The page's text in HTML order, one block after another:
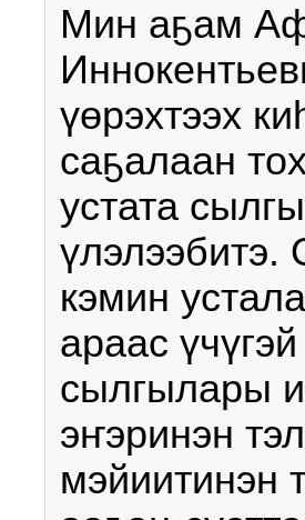
Мин аҕам
үөрэхтээх
саҕалаан
устата
үлэлээбитэ.
кэмин
араас
сылгылары
эҥэринэн
мэйиитинэн